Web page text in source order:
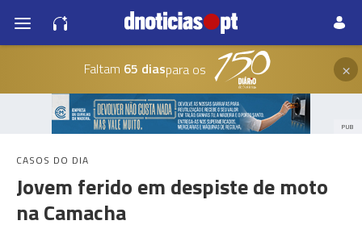
Faltam 65 diaspara os ×
PUB
CASOS DO DIA
Jovem ferido em despiste de moto
na Camacha